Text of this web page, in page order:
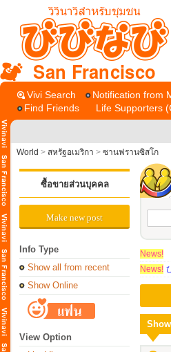
San Francisco
Vivi Search Notification from
Find Friends
Life Supporters
World > สหรัฐอเมริกา > ซานฟรานซิสโก
ซื้อขายส่วนบุคคล
Make new post
Info Type
Show all from recent
Show Online
View Option
News!
News!